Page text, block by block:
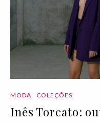
MODA COLEÇÕES
Inês Torcato: